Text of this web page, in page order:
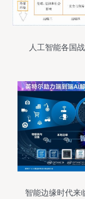
人工智能各国
智能边缘时代来